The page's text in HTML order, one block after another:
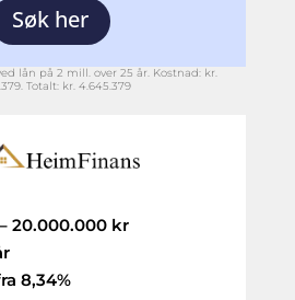
Søk her
lån på 2 mill. over 25 år. Kostnad: kr.
Totalt: kr. 4.645.379
20.000.000 kr
8,34%